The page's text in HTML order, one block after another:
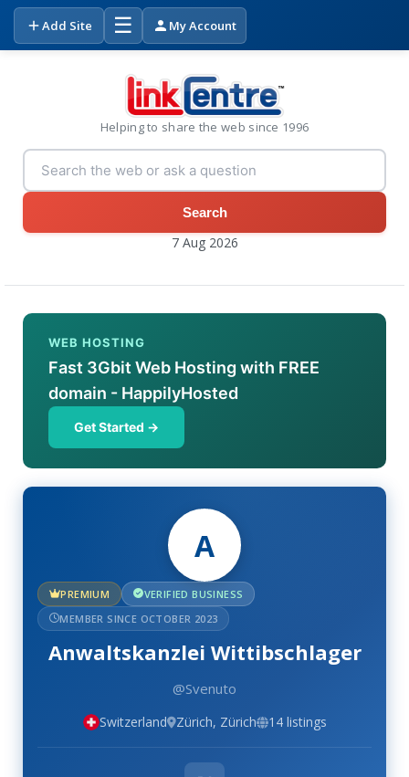
Add Site ☰ My Account
Helping to share the web since 1996
Search
7 Aug 2026
WEB HOSTING
Fast 3Gbit Web Hosting with FREE
domain - HappilyHosted
Get Started →
A
PREMIUM
VERIFIED BUSINESS
MEMBER SINCE OCTOBER 2023
Anwaltskanzlei Wittibschlager
@Svenuto
Switzerland Zürich, Zürich 14 listings